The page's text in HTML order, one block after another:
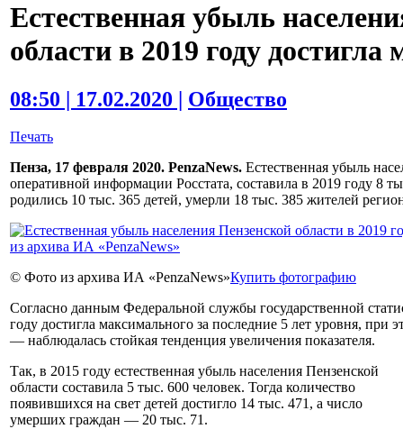
Естественная убыль
области в 2019 году
08:50 | 17.02.2020 | Общество
Печать
Пенза, 17 февраля 2020. PenzaNews. Естественная убыль
оперативной информации Росстата, составила в 2019 году 8
родились 10 тыс. 365 детей, умерли 18 тыс. 385 жителей
© Фото из архива ИА «PenzaNews»Купить фотографию
Согласно данным Федеральной службы государственной
году достигла максимального за последние 5 лет уровня,
— наблюдалась стойкая тенденция увеличения показателя.
Так, в 2015 году естественная убыль населения Пензенской
области составила 5 тыс. 600 человек. Тогда количество
появившихся на свет детей достигло 14 тыс. 471, а число
умерших граждан — 20 тыс. 71.